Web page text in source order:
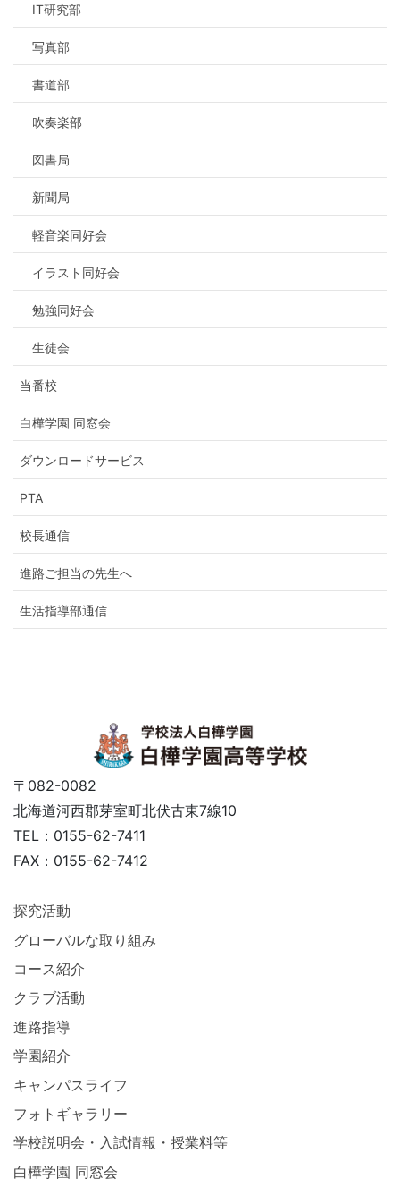
IT研究部
写真部
書道部
吹奏楽部
図書局
新聞局
軽音楽同好会
イラスト同好会
勉強同好会
生徒会
当番校
白樺学園 同窓会
ダウンロードサービス
PTA
校長通信
進路ご担当の先生へ
生活指導部通信
〒082-0082
北海道河西郡芽室町北伏古東7線10
TEL：0155-62-7411
FAX：0155-62-7412
探究活動
グローバルな取り組み
コース紹介
クラブ活動
進路指導
学園紹介
キャンパスライフ
フォトギャラリー
学校説明会・入試情報・授業料等
白樺学園 同窓会